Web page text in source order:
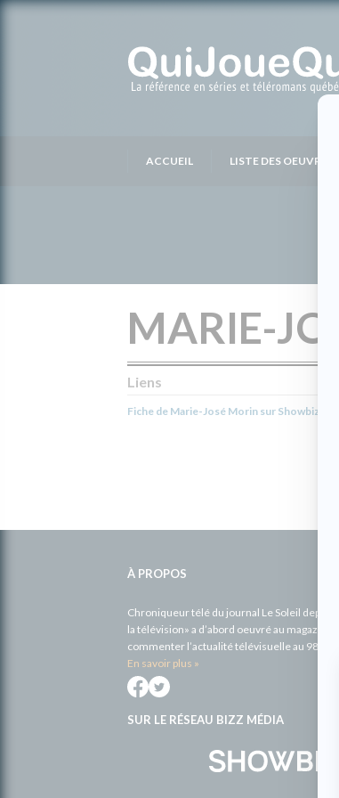
ACCUEIL LISTE DES OEUVRES
MARIE-
Liens
Fiche de Marie-José Morin sur Showbizz.net
À PROPOS
Chroniqueur télé du journal Le Soleil depuis
la télévision» a d’abord oeuvré au
commenter l’actualité télévisuelle au 98,5.
En savoir plus »
SUR LE RÉSEAU BIZZ MÉDIA